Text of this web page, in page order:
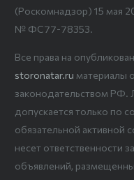
(Роскомнадзор) 15 мая
№ ФС77-78353.
Все права на
storonatar.ru материалы
законодательством РФ.
допускается только по
обязательной активной
несет ответственности
объявлений,